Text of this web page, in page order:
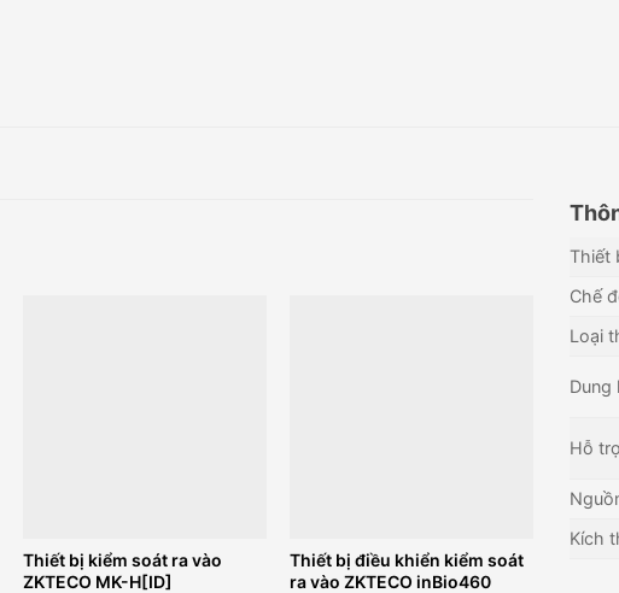
Thiết bị kiểm soát ra vào
ZKTECO MK-H[ID]
Thiết bị điều khiển kiểm soát
ra vào ZKTECO inBio460
Thiết
Chế
Loại
Dung
Hỗ
Kích